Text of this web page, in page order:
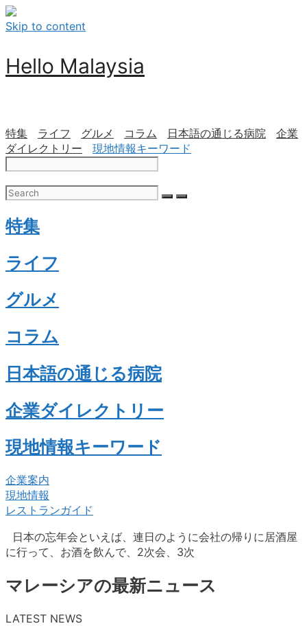
Skip to content
Hello Malaysia
特集 ライフ グルメ コラム 日本語の通じる病院
企業
ダイレクトリー
現地情報キーワード
特集
ライフ
グルメ
コラム
日本語の通じる病院
企業ダイレクトリー
現地情報キーワード
企業案内
現地情報
レストランガイド
日本の忘年会といえば、連日のように会社の帰りに居酒屋
に行って、お酒を飲んで、2次会、3次
マレーシアの最新ニュース
LATEST NEWS